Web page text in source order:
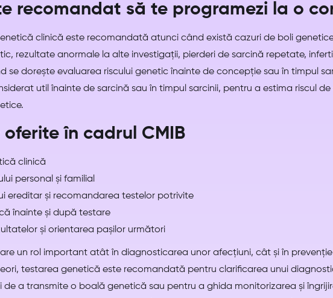
recomandat să te programezi la o
clinică este recomandată atunci când există cazuri de boli genetice
rezultate anormale la alte investigații, pierderi de sarcină repetate,
se dorește evaluarea riscului genetic înainte de concepție sau în timpul
util înainte de sarcină sau în timpul sarcinii, pentru a estima riscul
oferite în cadrul CMIB
clinică
personal și familial
ereditar și recomandarea testelor potrivite
înainte și după testare
și orientarea pașilor următori
un rol important atât în diagnosticarea unor afecțiuni, cât și în
testarea genetică este recomandată pentru clarificarea unui
de a transmite o boală genetică sau pentru a ghida monitorizarea și